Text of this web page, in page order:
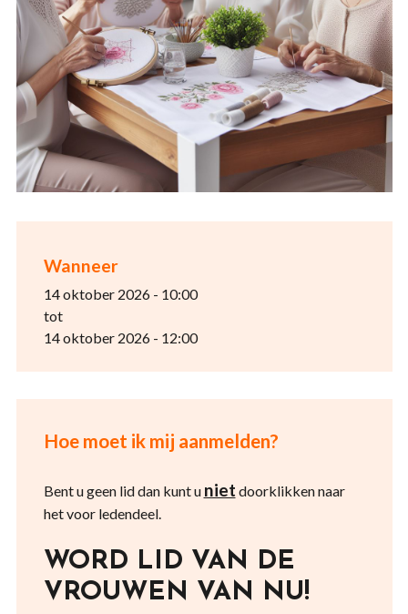
Wanneer
14 oktober 2026 - 10:00
tot
14 oktober 2026 - 12:00
Hoe moet ik mij aanmelden?
Bent u geen lid dan kunt u niet doorklikken naar
het voor ledendeel.
WORD LID VAN DE
VROUWEN VAN NU!